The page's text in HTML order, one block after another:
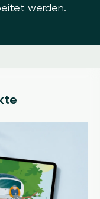
werden.